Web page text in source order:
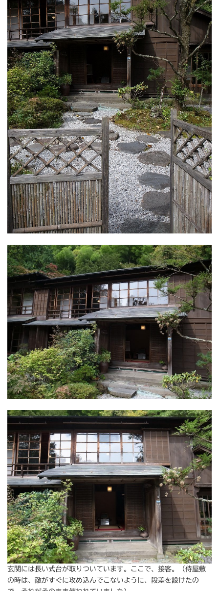
玄関には長い式台が取りついています。ここで、接客。（侍屋敷
の時は、敵がすぐに攻め込んでこないように、段差を設けたの